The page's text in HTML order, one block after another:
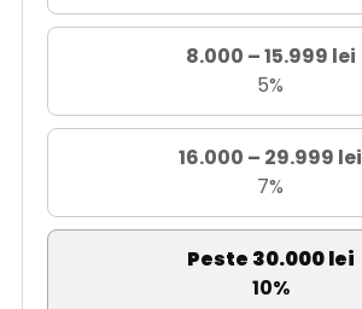
8.000 – 15.999 lei
5%
16.000 – 29.999 lei
7%
Peste 30.000 lei
10%